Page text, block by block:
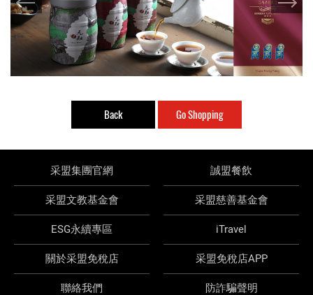
Back Go Shopping
采盟集團官網 誠盟餐飲
采盟文教基金會 采盟慈善基金會
ESG永續專區 iTravel
關於采盟免稅店 采盟免稅店APP
聯絡我們 防詐騙聲明